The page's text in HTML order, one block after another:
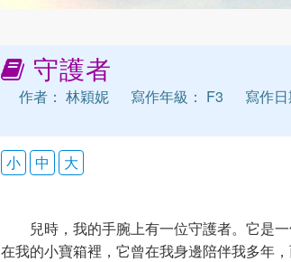
守護者
作者： 林穎妮 寫作年級： F3 寫作
小 中 大
兒時，我的手腕上有一位守護者。它是
在我的小寶箱裡，它曾在我身邊陪伴我多年